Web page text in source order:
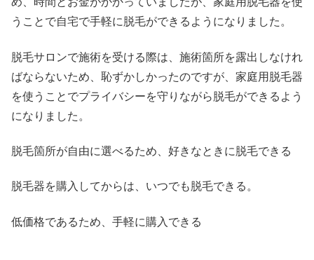
うことで自宅で手軽に脱毛ができるようになりました。
脱毛サロンで施術を受ける際は、施術箇所を露出しなけれ
ばならないため、恥ずかしかったのですが、家庭用脱毛器
を使うことでプライバシーを守りながら脱毛ができるよう
になりました。
脱毛箇所が自由に選べるため、好きなときに脱毛できる
脱毛器を購入してからは、いつでも脱毛できる。
低価格であるため、手軽に購入できる